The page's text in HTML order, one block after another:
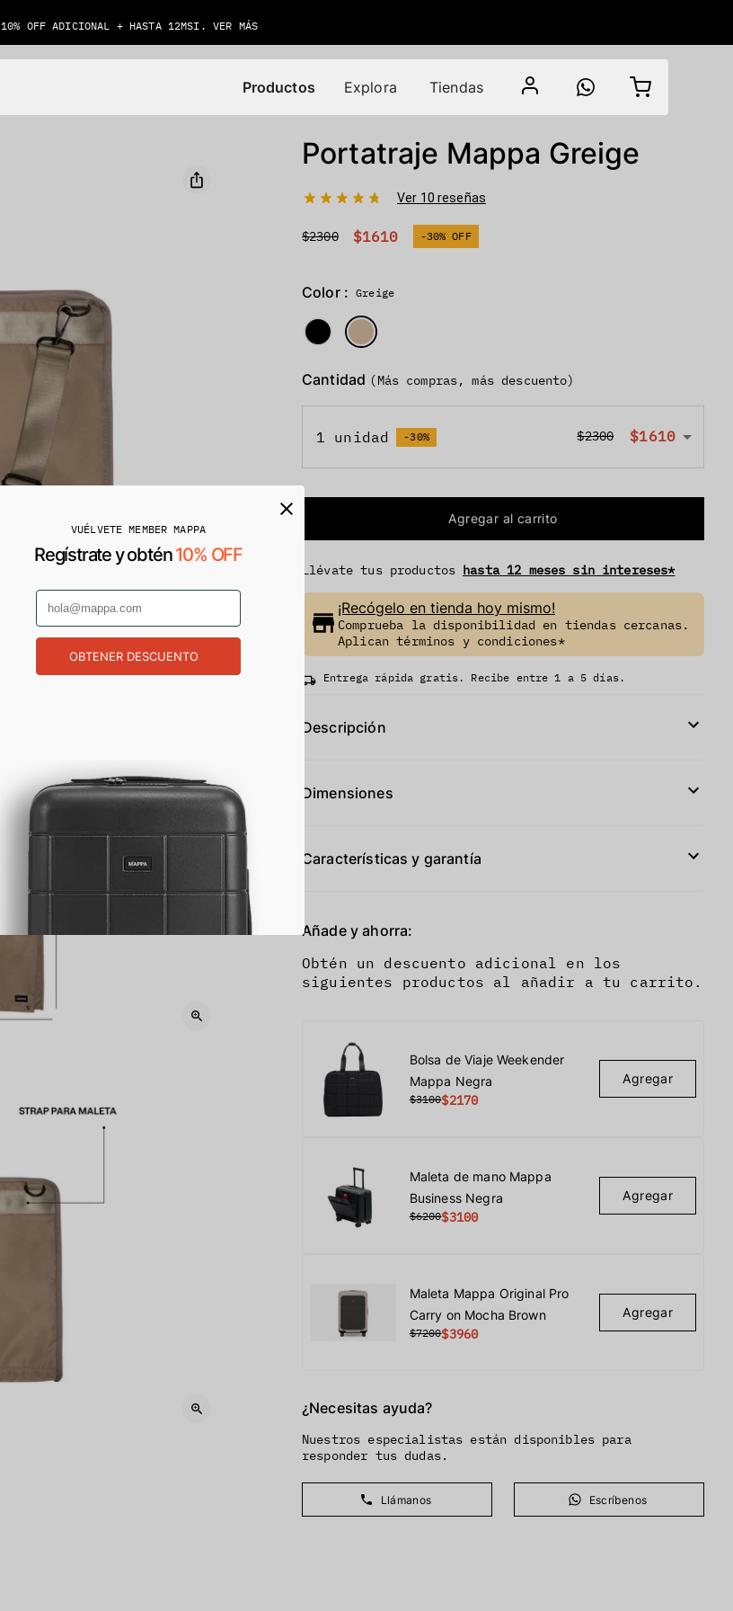
10% OFF ADICIONAL + HASTA 12MSI. VER MÁS
Productos Explora Tiendas
Portatraje Mappa Greige
Ver 10 reseñas
$2300 $1610 -30% OFF
Color : Greige
Cantidad (Más compras, más descuento)
1 unidad -30% $2300 $1610
Agregar al carrito
Llévate tus productos hasta 12 meses sin intereses*
¡Recógelo en tienda hoy mismo!
Comprueba la disponibilidad en tiendas cercanas.
Aplican términos y condiciones*
Entrega rápida gratis. Recibe entre 1 a 5 días.
Descripción
Dimensiones
Características y garantía
Añade y ahorra:
Obtén un descuento adicional en los
siguientes productos al añadir a tu carrito.
Bolsa de Viaje Weekender
Mappa Negra
$3100$2170
Agregar
Maleta de mano Mappa
Business Negra
$6200$3100
Agregar
Maleta Mappa Original Pro
Carry on Mocha Brown
$7200$3960
Agregar
¿Necesitas ayuda?
Nuestros especialistas están disponibles para
responder tus dudas.
Llámanos Escríbenos
VUÉLVETE MEMBER MAPPA
Regístrate y obtén10% OFF
OBTENER DESCUENTO